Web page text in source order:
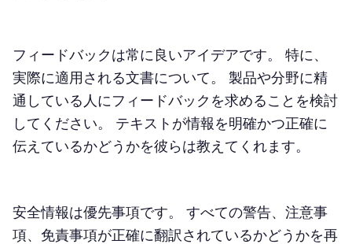
フィードバックは常に良いアイデアです。 特に、
実際に適用される文書について。 製品や分野に精
通している人にフィードバックを求めることを検討
してください。 テキストが情報を明確かつ正確に
伝えているかどうかを彼らは教えてくれます。
安全情報は優先事項です。 すべての警告、注意事
項、免責事項が正確に翻訳されているかどうかを再